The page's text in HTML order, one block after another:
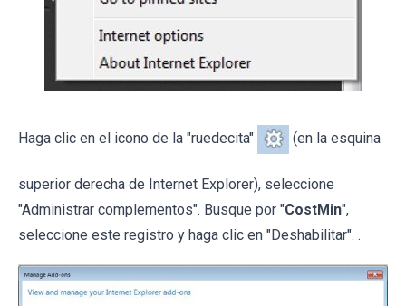
Haga clic en el icono de la "ruedecita" (en la esquina
superior derecha de Internet Explorer), seleccione
"Administrar complementos". Busque por "CostMin",
seleccione este registro y haga clic en "Deshabilitar". .